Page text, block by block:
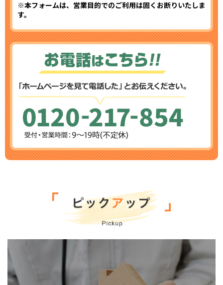
※本フォームは、営業目的でのご利用は固くお断りいたしま
す。